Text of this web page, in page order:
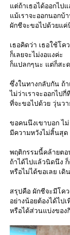
ต่ถ้าเธอได้ออกไป
ม้เราจะออกนอกบ้
ผักชีจะขอไปด้วยแค่
เธอคิดว่า เธอใช้โค
ก็เลยจะไม่งอแงค่ะ
ก็แปลกๆนะ แต่ก็สะ
ซึ่งในทางกลับกัน ถ้
ไม่ว่าเราจะออกไป
ที่จะขอไปด้วย วุ่นวา
ขอคนนึงเขาบอก ไ
มีความหวังไม่สิ้นสุด
พฤติกรรมนี้คล้ายต
ถ้าได้ไปแล้วนิดนึง
หรือไม่ได้ขอเลย เดิ
สรุปคือ ผักชีจะมีโค
อย่างน้อยต้องได้ไปเ
หรือได้ส่วนแบ่งของ